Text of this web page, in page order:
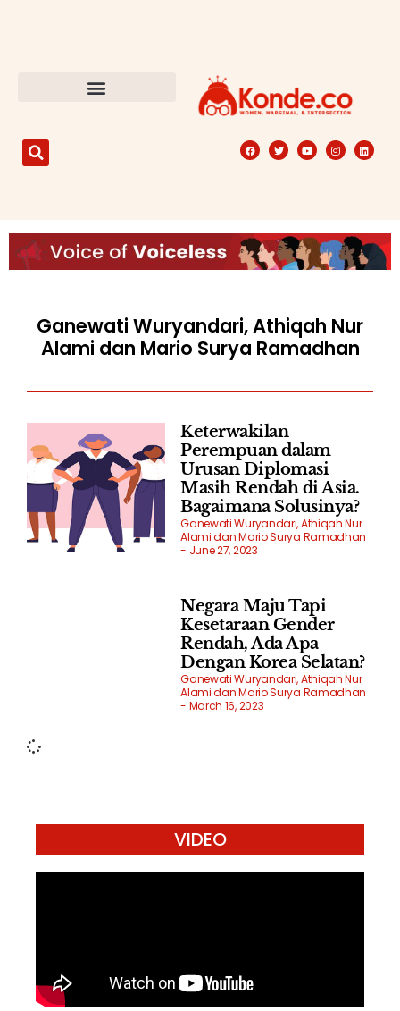
Ganewati Wuryandari, Athiqah Nur
Alami dan Mario Surya Ramadhan
Keterwakilan
Perempuan dalam
Urusan Diplomasi
Masih Rendah di Asia.
Bagaimana Solusinya?
Ganewati Wuryandari, Athiqah Nur
Alami dan Mario Surya Ramadhan
June 27, 2023
Negara Maju Tapi
Kesetaraan Gender
Rendah, Ada Apa
Dengan Korea Selatan?
Ganewati Wuryandari, Athiqah Nur
Alami dan Mario Surya Ramadhan
March 16, 2023
VIDEO